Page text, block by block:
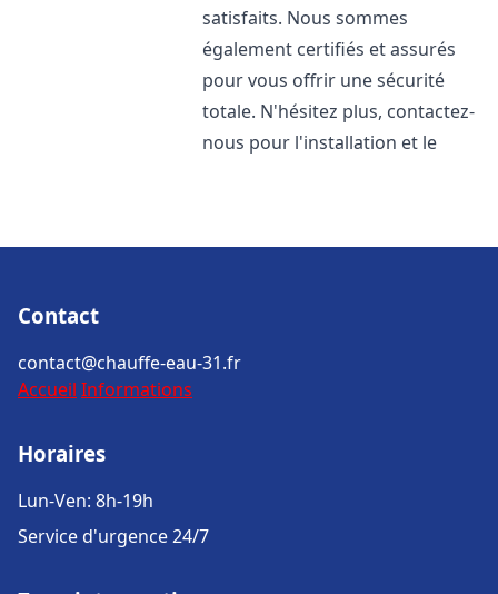
satisfaits. Nous sommes
également certifiés et assurés
pour vous offrir une sécurité
totale. N'hésitez plus, contactez-
nous pour l'installation et le
Contact
contact@chauffe-eau-31.fr
Accueil Informations
Horaires
Lun-Ven: 8h-19h
Service d'urgence 24/7